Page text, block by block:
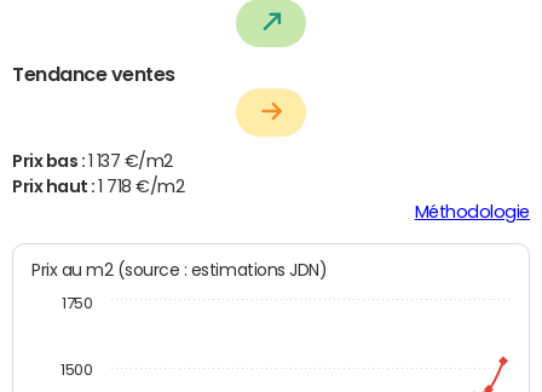
Tendance ventes
Prix bas : 1 137 €/m2
Prix haut :1 718 €/m2
Méthodologie
Prix au m2 (source : estimations JDN)
1500
1750